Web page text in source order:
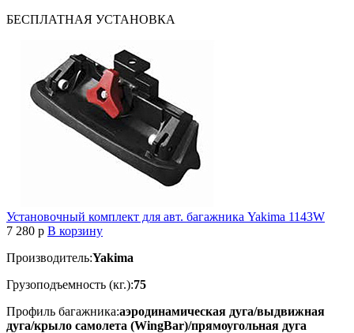
БЕСПЛАТНАЯ УСТАНОВКА
Установочный комплект для авт. багажника Yakima 1143W
7 280 p В корзину
Производитель:Yakima
Грузоподъемность (кг.):75
Профиль багажника:аэродинамическая дуга/выдвижная
дуга/крыло самолета (WingBar)/прямоугольная дуга